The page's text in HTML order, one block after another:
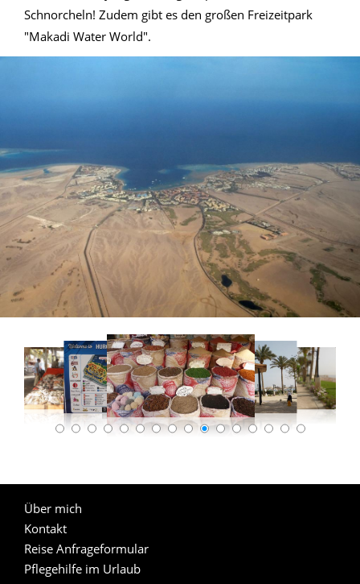
Schnorcheln! Zudem gibt es den großen Freizeitpark
"Makadi Water World".
Über mich
Kontakt
Reise Anfrageformular
Pflegehilfe im Urlaub